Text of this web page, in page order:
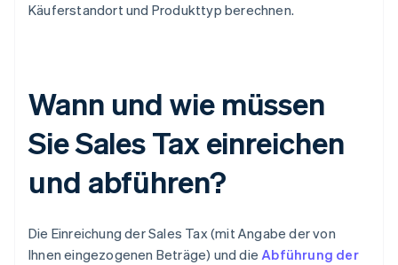
Käuferstandort und Produkttyp berechnen.
Wann und wie müssen
Sie Sales Tax einreichen
und abführen?
Die Einreichung der Sales Tax (mit Angabe der von
Ihnen eingezogenen Beträge) und dieAbführung der